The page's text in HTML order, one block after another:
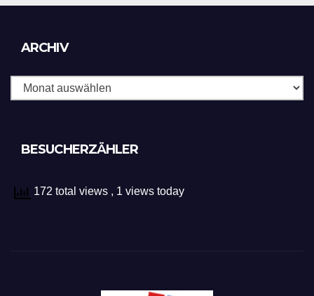
ARCHIV
BESUCHERZÄHLER
172 total views , 1 views today